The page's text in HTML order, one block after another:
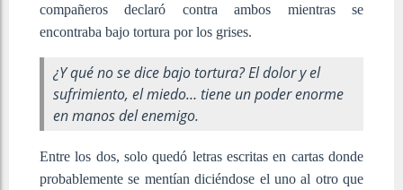
compañeros declaró contra ambos mientras se
encontraba bajo tortura por los grises.
¿Y qué no se dice bajo tortura? El dolor y el
sufrimiento, el miedo… tiene un poder enorme
en manos del enemigo.
Entre los dos, solo quedó letras escritas en cartas donde
probablemente se mentían diciéndose el uno al otro que